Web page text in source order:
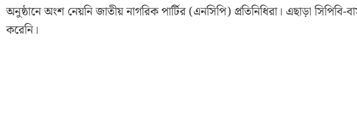
অনুষ্ঠানে অংশ নেয়নি জাতীয় নাগরিক পার্টির (এনসিপি) প্রতিনিধিরা। এছাড়া
করেনি।